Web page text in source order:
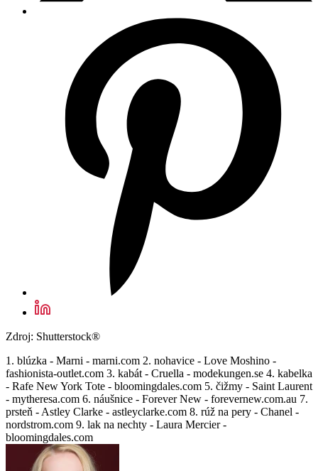
Zdroj: Shutterstock®
1. blúzka - Marni - marni.com 2. nohavice - Love Moshino -
fashionista-outlet.com 3. kabát - Cruella - modekungen.se 4. kabelka
- Rafe New York Tote - bloomingdales.com 5. čižmy - Saint Laurent
- mytheresa.com 6. náušnice - Forever New - forevernew.com.au 7.
prsteň - Astley Clarke - astleyclarke.com 8. rúž na pery - Chanel -
nordstrom.com 9. lak na nechty - Laura Mercier -
bloomingdales.com